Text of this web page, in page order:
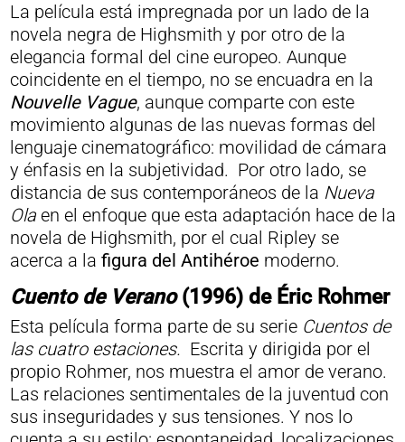
La película está impregnada por un lado de la
novela negra de Highsmith y por otro de la
elegancia formal del cine europeo. Aunque
coincidente en el tiempo, no se encuadra en la
Nouvelle Vague, aunque comparte con este
movimiento algunas de las nuevas formas del
lenguaje cinematográfico: movilidad de cámara
y énfasis en la subjetividad. Por otro lado, se
distancia de sus contemporáneos de la Nueva
Olaen el enfoque que esta adaptación hace de la
novela de Highsmith, por el cual Ripley se
acerca a la figura del Antihéroe moderno.
Cuento de Verano(1996) de Éric Rohmer
Esta película forma parte de su serie Cuentos de
las cuatro estaciones. Escrita y dirigida por el
propio Rohmer, nos muestra el amor de verano.
Las relaciones sentimentales de la juventud con
sus inseguridades y sus tensiones. Y nos lo